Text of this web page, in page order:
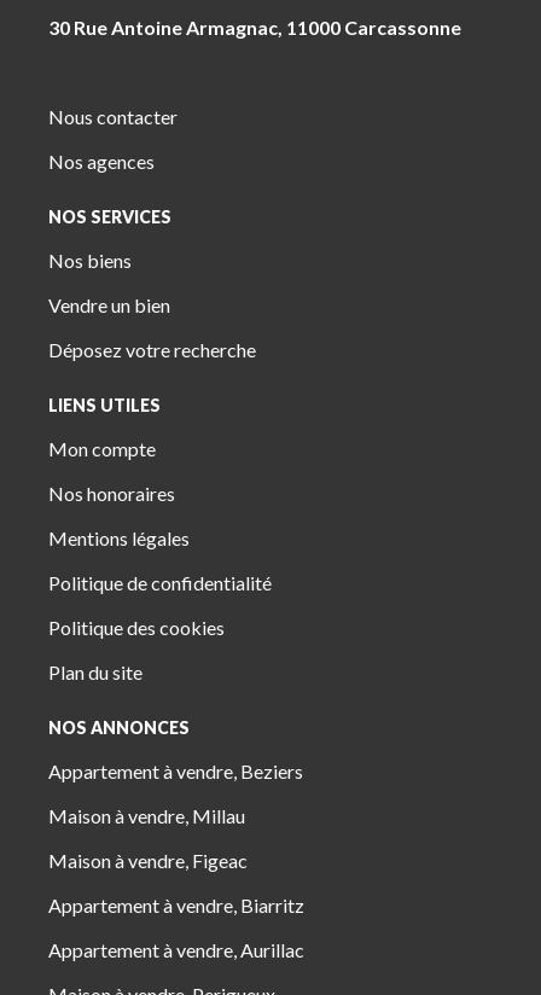
30 Rue Antoine Armagnac, 11000 Carcassonne
4 Pl. Jeanne Ramel-Cals, 81170 Cordes-Sur-Ciel
Nous contacter
Nos agences
NOS SERVICES
Nos biens
Vendre un bien
Déposez votre recherche
LIENS UTILES
Mon compte
Nos honoraires
Mentions légales
Politique de confidentialité
Politique des cookies
Plan du site
NOS ANNONCES
Appartement à vendre, Beziers
Maison à vendre, Millau
Maison à vendre, Figeac
Appartement à vendre, Biarritz
Appartement à vendre, Aurillac